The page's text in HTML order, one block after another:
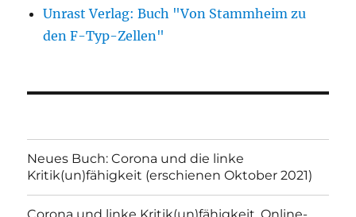
Unrast Verlag: Buch "Von Stammheim zu
den F-Typ-Zellen"
Neues Buch: Corona und die linke
Kritik(un)fähigkeit (erschienen Oktober 2021)